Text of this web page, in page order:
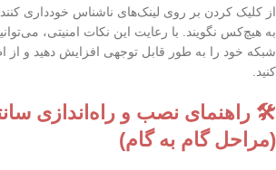
از کلیک کردن بر روی لینک‌های ناشناس خودداری
به هیچ‌کس نگویند. با رعایت این نکات امنیتی،
شبکه خود را به طور قابل توجهی افزایش دهید و
کنید.
🛠️ راهنمای نصب و راه‌اندازی
(مراحل گام به گام)